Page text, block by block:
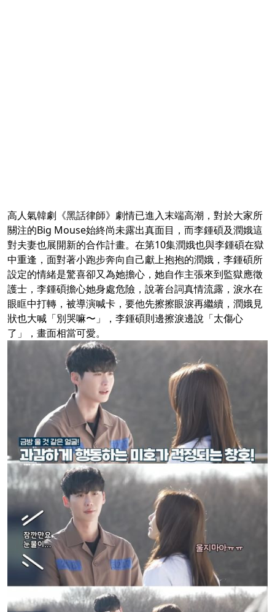
高人氣韓劇《黑話律師》劇情已進入末端高潮，對於大家所
關注的Big Mouse始終尚未露出真面目，而李鍾碩及潤娥這
對夫妻也展開新的合作計畫。在第10集潤娥也與李鍾碩在獄
中重逢，面對著小跑步奔向自己獻上抱抱的潤娥，李鍾碩所
設定的情緒是驚喜卻又為她擔心，她自作主張來到監獄應徵
護士，李鍾碩擔心她身處危險，說著台詞真情流露，淚水在
眼眶中打轉，被導演喊卡，要他先擦擦眼淚再繼續，潤娥見
狀也大喊「別哭嘛〜」，李鍾碩則邊擦淚邊說「太傷心
了」，畫面相當可愛。